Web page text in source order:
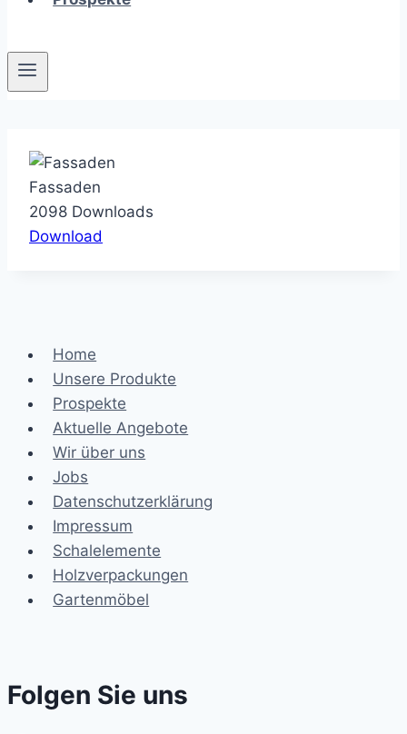
Fassaden
2098 Downloads
Download
Home
Unsere Produkte
Prospekte
Aktuelle Angebote
Wir über uns
Jobs
Datenschutzerklärung
Impressum
Schalelemente
Holzverpackungen
Gartenmöbel
Folgen Sie uns